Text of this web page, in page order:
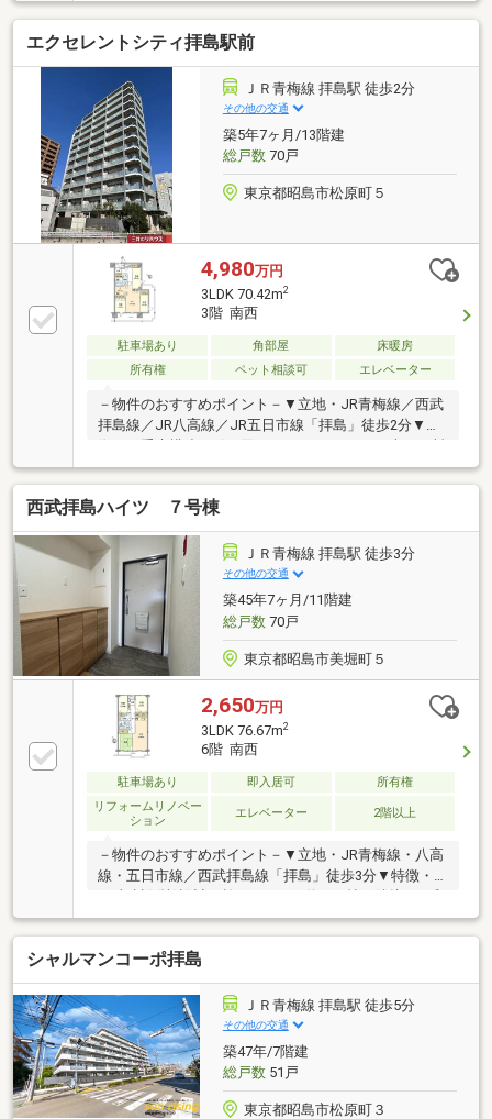
可・室内綺麗にお使いです・空室のため、いつでも内
見できます≫≫住宅ローン・税金控除など事前に知っ
ておきたいポイントの説明もお任せください
【LOCATION】・オザムバリュー牛浜店…徒歩約2分・
ヤオコー福生牛浜店…徒歩約5分・市立福生第三小学
校…徒歩約4分・市立福生第一中学校…徒歩約6分さらに
詳しい写真は公式HP限定公開中→「ハウスバディ 昭
島」で検索♪
エクセレントシティ拝島駅前
ＪＲ青梅線 拝島駅 徒歩2分
その他の交通
築5年7ヶ月/13階建
総戸数70戸
東京都昭島市松原町５
4,980万円
3LDK 70.42m2
3階 南西
駐車場あり 角部屋
床暖房
所有権
ペット相談可 エレベーター
－物件のおすすめポイント－▼立地・JR青梅線／西武
拝島線／JR八高線／JR五日市線「拝島」徒歩2分▼特
徴・二重床構造・引き回しバルコニー24.52平米・お料
理に集中できる壁付キッチン・全居室収納付、洋室2
室にWIC有・ペット飼育可能(細則有)・エントランス非
接触キー、オートロック付・宅配ボックス有▼設備・
床暖房(LD)・省エネ給湯エコジョーズ▼周辺環境・ス
ーパー「エコスTAIRAYA拝島店」徒歩9分(約700m)・陸
公園 徒歩5分(約350m)■ ご希望の住まい探しをお手伝
いします ━━━━━・・・物件の詳細・ご相談はお気
軽にお問い合わせください。
西武拝島ハイツ ７号棟
ＪＲ青梅線 拝島駅 徒歩3分
その他の交通
築45年7ヶ月/11階建
総戸数70戸
東京都昭島市美堀町５
2,650万円
3LDK 76.67m2
6階 南西
駐車場あり 即入居可
所有権
リフォームリノベー
ション
エレベーター 2階以上
－物件のおすすめポイント－▼立地・JR青梅線・八高
線・五日市線／西武拝島線「拝島」徒歩3分▼特徴・
西武建設(株)設計・施工・LDKは約14.2帖、隣接する和
室と一体利用も可能・住空間を広く活用可能な壁付型
キッチンを採用・2室に面する南西向きバルコニー有
▼2026年7月末室内リフォーム完了【新規交換】キッ
チン、浴室、洗面化粧台、畳【その他】フローリング
新規上貼り、全壁紙張替え 他▼周辺環境・ファミリー
マート西武拝島店 徒歩3分(約210m)■ ご希望の住まい
探しをお手伝いします ━━━━━・・・物件の詳細・
ご相談はお気軽にお問い合わせください。
シャルマンコーポ拝島
ＪＲ青梅線 拝島駅 徒歩5分
その他の交通
築47年/7階建
総戸数51戸
東京都昭島市松原町３